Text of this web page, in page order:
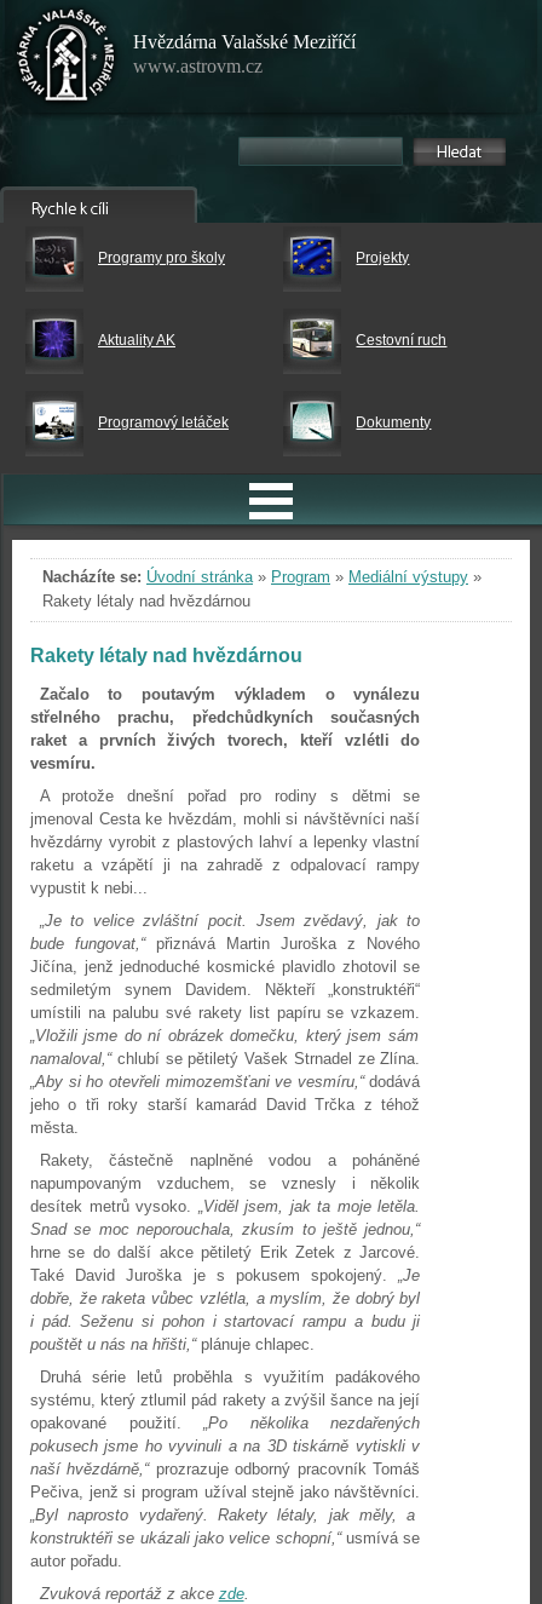
Hvězdárna Valašské Meziříčí
www.astrovm.cz
Programy pro školy Projekty
Aktuality AK Cestovní ruch
Programový letáček Dokumenty
Nacházíte se: Úvodní stránka» Program » Mediální výstupy »
Rakety létaly nad hvězdárnou
Rakety létaly nad hvězdárnou
Začalo to poutavým výkladem o vynálezu
střelného prachu, předchůdkyních současných
raket a prvních živých tvorech, kteří vzlétli do
vesmíru.
A protože dnešní pořad pro rodiny s dětmi se
jmenoval Cesta ke hvězdám, mohli si návštěvníci naší
hvězdárny vyrobit z plastových lahví a lepenky vlastní
raketu a vzápětí ji na zahradě z odpalovací rampy
vypustit k nebi...
„Je to velice zvláštní pocit. Jsem zvědavý, jak to
bude fungovat,“ přiznává Martin Juroška z Nového
Jičína, jenž jednoduché kosmické plavidlo zhotovil se
sedmiletým synem Davidem. Někteří „konstruktéři“
umístili na palubu své rakety list papíru se vzkazem.
„Vložili jsme do ní obrázek domečku, který jsem sám
namaloval,“chlubí se pětiletý Vašek Strnadel ze Zlína.
„Aby si ho otevřeli mimozemšťani ve vesmíru,“dodává
jeho o tři roky starší kamarád David Trčka z téhož
města.
Rakety, částečně naplněné vodou a poháněné
napumpovaným vzduchem, se vznesly i několik
desítek metrů vysoko. „Viděl jsem, jak ta moje letěla.
Snad se moc neporouchala, zkusím to ještě jednou,“
hrne se do další akce pětiletý Erik Zetek z Jarcové.
Také David Juroška je s pokusem spokojený.„Je
dobře, že raketa vůbec vzlétla, a myslím, že dobrý byl
i pád. Seženu si pohon i startovací rampu a budu ji
pouštět u nás na hřišti,“ plánuje chlapec.
Druhá série letů proběhla s využitím padákového
systému, který ztlumil pád rakety a zvýšil šance na její
opakované použití.„Po několika nezdařených
pokusech jsme ho vyvinuli a na 3D tiskárně vytiskli v
naší hvězdárně,“ prozrazuje odborný pracovník Tomáš
Pečiva, jenž si program užíval stejně jako návštěvníci.
„Byl naprosto vydařený. Rakety létaly, jak měly, a
konstruktéři se ukázali jako velice schopní,“usmívá se
autor pořadu.
Zvuková reportáž z akce zde.